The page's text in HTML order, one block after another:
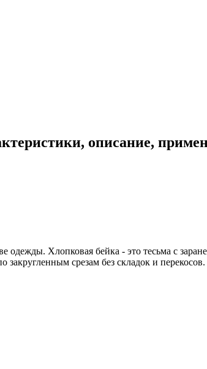
описание,
одежды. Хлопковая бейка - это тесьма с
срезам без складок и